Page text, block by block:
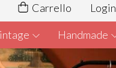
Carrello Login
Handmade